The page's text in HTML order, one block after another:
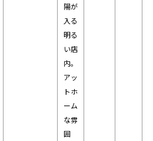
陽が
入る
明る
い店
内。
アッ
トホ
ーム
な雰
囲